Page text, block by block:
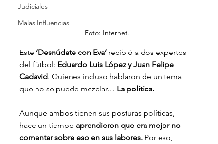
Judiciales
Malas Influencias
Foto: Internet.
Este ‘Desnúdate con Eva’ recibió a dos expertos
del fútbol: Eduardo Luis López y Juan Felipe
Cadavid. Quienes incluso hablaron de un tema
que no se puede mezclar… La política.
Aunque ambos tienen sus posturas políticas,
hace un tiempo aprendieron que era mejor no
comentar sobre eso en sus labores. Por eso,